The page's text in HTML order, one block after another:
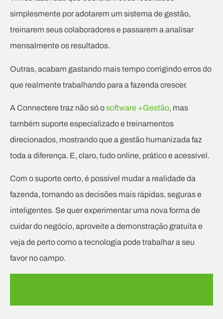
simplesmente por adotarem um sistema de gestão,
treinarem seus colaboradores e passarem a analisar
mensalmente os resultados.
Outras, acabam gastando mais tempo corrigindo erros do
que realmente trabalhando para a fazenda crescer.
A Connectere traz não só osoftware +Gestão, mas
também suporte especializado e treinamentos
direcionados, mostrando que a gestão humanizada faz
toda a diferença. E, claro, tudo online, prático e acessível.
Com o suporte certo, é possível mudar a realidade da
fazenda, tornando as decisões mais rápidas, seguras e
inteligentes. Se quer experimentar uma nova forma de
cuidar do negócio, aproveite a demonstração gratuita e
veja de perto como a tecnologia pode trabalhar a seu
favor no campo.